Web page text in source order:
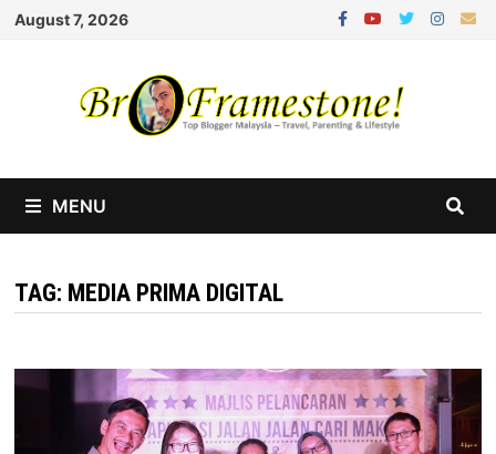
Skip
August 7, 2026
MENU
TAG: MEDIA PRIMA DIGITAL